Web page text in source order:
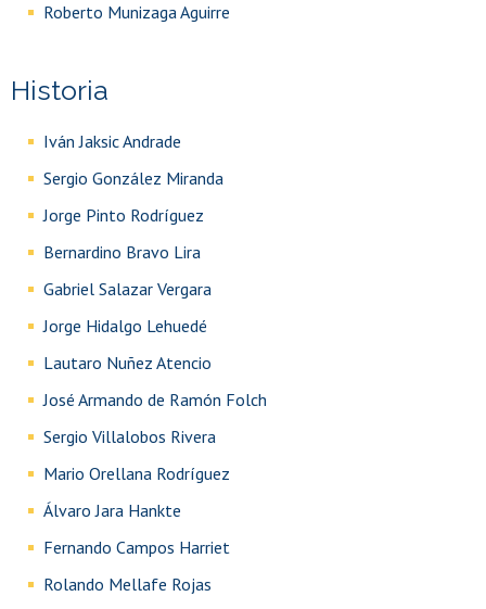
Roberto Munizaga Aguirre
Historia
Iván Jaksic Andrade
Sergio González Miranda
Jorge Pinto Rodríguez
Bernardino Bravo Lira
Gabriel Salazar Vergara
Jorge Hidalgo Lehuedé
Lautaro Nuñez Atencio
José Armando de Ramón Folch
Sergio Villalobos Rivera
Mario Orellana Rodríguez
Álvaro Jara Hankte
Fernando Campos Harriet
Rolando Mellafe Rojas